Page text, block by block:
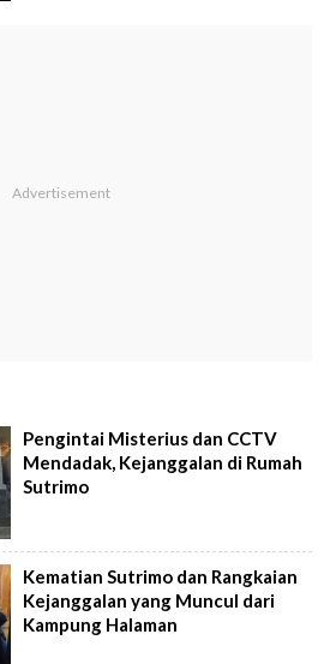
Pengintai Misterius dan CCTV
Mendadak, Kejanggalan di Rumah
Sutrimo
Kematian Sutrimo dan Rangkaian
Kejanggalan yang Muncul dari
Kampung Halaman